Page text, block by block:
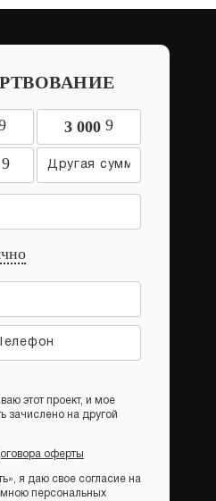
3 000 9
9
этот проект, и мое
зачислено на другой
оферты
я даю свое согласие на
мною персональных